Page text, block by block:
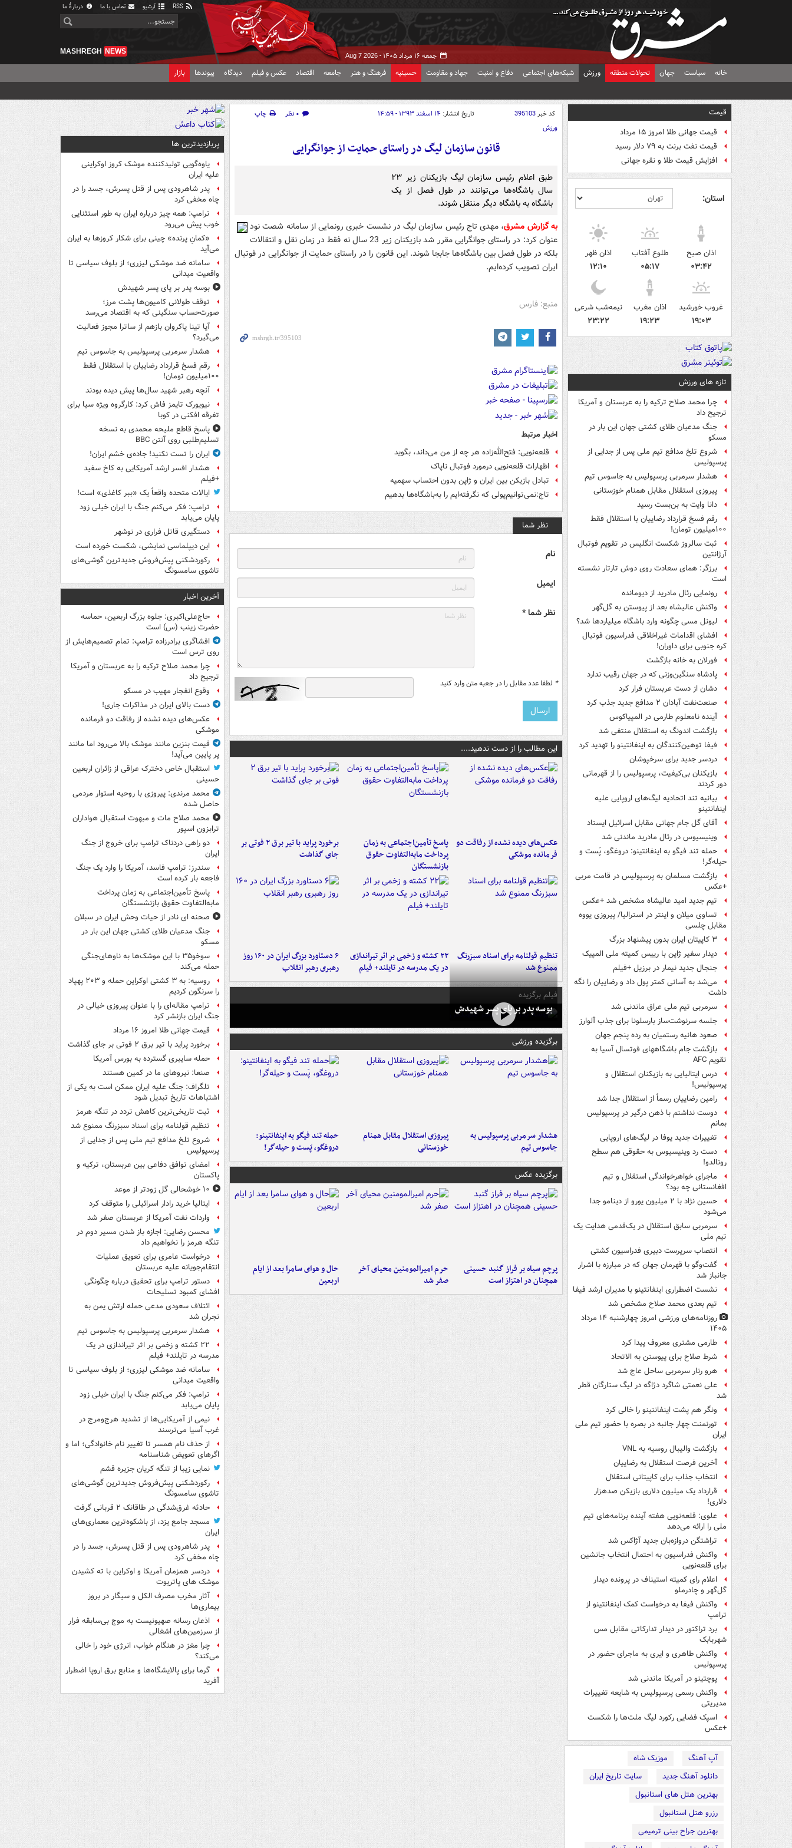
آرشیو تماس با ما دربارهٔ ما
جمعه ۱۶ مرداد ۱۴۰۵ - Aug 7 2026
MASHREGH NEWS
خانه سیاست جهان تحولات منطقه ورزش شبکه‌های اجتماعی دفاع و امنیت جهاد و مقاومت حسینیه فرهنگ و هنر جامعه اقتصاد عکس و فیلم دیدگاه پیوندها بازار
قیمت
قیمت جهانی طلا امروز ۱۵ مرداد
قیمت نفت برنت به ۷۹ دلار رسید
افزایش قیمت طلا و نقره جهانی
استان:
اذان صبح
۰۳:۴۲
طلوع آفتاب
۰۵:۱۷
اذان ظهر
۱۲:۱۰
غروب خورشید
۱۹:۰۳
اذان مغرب
۱۹:۲۳
نیمه‌شب شرعی
۲۳:۲۲
تازه های ورزش
چرا محمد صلاح ترکیه را به عربستان و آمریکا
ترجیح داد
جنگ مدعیان طلای کشتی جهان این بار در
مسکو
شروع تلخ مدافع تیم ملی پس از جدایی از
پرسپولیس
هشدار سرمربی پرسپولیس به جاسوس تیم
پیروزی استقلال مقابل همنام خوزستانی
دانا وایت به بن‌بست رسید
رقم فسخ قرارداد رضاییان با استقلال فقط
۱۰۰میلیون تومان!
ثبت سالروز شکست انگلیس در تقویم فوتبال
آرژانتین
برزگر: همای سعادت روی دوش تارتار نشسته
است
رونمایی رئال مادرید از دیومانده
واکنش عالیشاه بعد از پیوستن به گل‌گهر
لیونل مسی چگونه وارد باشگاه میلیاردها شد؟
افشای اقدامات غیراخلاقی فدراسیون فوتبال
کره جنوبی برای داوران!
فورلان به خانه بازگشت
پادشاه سنگین‌وزنی که در جهان رقیب ندارد
دشان از دست عربستان فرار کرد
صنعت‌نفت آبادان ۲ مدافع جدید جذب کرد
آینده نامعلوم طارمی در المپیاکوس
بازگشت اندونگ به استقلال منتفی شد
فیفا توهین‌کنندگان به اینفانتینو را تهدید کرد
دردسر جدید برای سرخپوشان
بازیکنان بی‌کیفیت، پرسپولیس را از قهرمانی
دور کردند
بیانیه تند اتحادیه لیگ‌های اروپایی علیه
اینفانتینو
آقای گل جام جهانی مقابل اسرائیل ایستاد
وینیسیوس در رئال مادرید ماندنی شد
حمله تند فیگو به اینفانتینو: دروغگو، پَست‌ و
حیله‌گر!
بازگشت مسلمان به پرسپولیس در قامت مربی
+عکس
تیم جدید امید عالیشاه مشخص شد +عکس
تساوی میلان و اینتر در استرالیا/ پیروزی یووه
مقابل چلسی
۳ کاپیتان ایران بدون پیشنهاد بزرگ
دیدار سفیر ژاپن با رییس کمیته ملی المپیک
جنجال جدید نیمار در برزیل +فیلم
می‌شد به آسانی کمتر پول داد و رضاییان را نگه
داشت
سرمربی تیم ملی عراق ماندنی شد
جلسه سرنوشت‌ساز بارسلونا برای جذب آلوارز
صعود هانیه رستمیان به رده پنجم جهان
بازگشت جام باشگاههای فوتسال آسیا به
تقویم AFC
درس ایتالیایی‌ به بازیکنان استقلال و
پرسپولیس!
رامین رضاییان رسماً از استقلال جدا شد
دوست نداشتم با ذهن درگیر در پرسپولیس
بمانم
تغییرات جدید یوفا در لیگ‌های اروپایی
دست رد وینیسیوس به حقوقی هم سطح
رونالدو!
ماجرای خواهرخواندگی استقلال و تیم
افغانستانی چه بود؟
حسین نژاد با ۲ میلیون یورو از دینامو جدا
می‌شود
سرمربی سابق استقلال در یک‌قدمی هدایت یک
تیم ملی
انتصاب سرپرست دبیری فدراسیون کشتی
گفت‌وگو با قهرمان جهان که در مبارزه با اشرار
جانباز شد
نشست اضطراری اینفانتینو با مدیران ارشد فیفا
تیم بعدی محمد صلاح مشخص شد
روزنامه‌های ورزشی امروز چهارشنبه ۱۴ مرداد
۱۴۰۵
طارمی مشتری معروف پیدا کرد
شرط صلاح برای پیوستن به الاتحاد
هرو رنار سرمربی ساحل عاج شد
علی نعمتی شاگرد دژاگه در لیگ ستارگان قطر
شد
ونگر هم پشت اینفانتینو را خالی کرد
تورنمنت چهار جانبه در بصره با حضور تیم ملی
ایران
بازگشت والیبال روسیه به VNL
آخرین فرصت استقلال به رضاییان
انتخاب جذاب برای کاپیتانی استقلال
قرارداد یک میلیون دلاری بازیکن صدهزار
دلاری!
علوی: قلعه‌نویی هفته آینده برنامه‌های تیم
ملی را ارائه می‌دهد
تراِشتگن دروازه‌بان جدید آژاکس شد
واکنش فدراسیون به احتمال انتخاب جانشین
برای قلعه‌نویی
اعلام رای کمیته استیناف در پرونده دیدار
گل‌گهر و چادرملو
واکنش فیفا به درخواست کمک اینفانتینو از
ترامپ
برد تراکتور در دیدار تدارکاتی مقابل مس
شهربابک
واکنش طاهری و ایری به ماجرای حضور در
پرسپولیس
پوچتینو در آمریکا ماندنی شد
واکنش رسمی پرسپولیس به شایعه تغییرات
مدیریتی
اسپک فضایی رکورد لیگ ملت‌ها را شکست
+عکس
آپ آهنگ
موزیک شاه
دانلود آهنگ جدید
سایت تاریخ ایران
بهترین هتل های استانبول
رزرو هتل استانبول
بهترین جراح بینی ترمیمی
کد خبر395103 تاریخ انتشار: ۱۴ اسفند ۱۳۹۳ - ۱۴:۵۹ ۰ نظر
چاپ
ورزش
قانون سازمان لیگ در راستای حمایت از جوانگرایی
طبق اعلام رئیس سازمان لیگ بازیکنان زیر ۲۳
سال باشگاه‌ها می‌توانند در طول فصل از یک
باشگاه به باشگاه دیگر منتقل شوند.
به گزارش مشرق، مهدی تاج رئیس سازمان لیگ در نشست خبری رونمایی از سامانه شصت نود
عنوان کرد: در راستای جوانگرایی مقرر شد بازیکنان زیر 23 سال نه فقط در زمان نقل و انتقالات
بلکه در طول فصل بین باشگاه‌ها جابجا شوند. این قانون را در راستای حمایت از جوانگرایی در فوتبال
ایران تصویب کرده‌ایم.
منبع: فارس
اخبار مرتبط
قلعه‌نویی: فتح‌الله‌زاده هر چه از من می‌داند، بگوید
اظهارات قلعه‌نویی درمورد فوتبال ناپاک
تبادل بازیکن بین ایران و ژاپن بدون احتساب سهمیه
تاج:نمی‌توانیم‌پولی که نگرفته‌ایم را به‌باشگاه‌ها بدهیم
نظر شما
نام
ایمیل
نظر شما *
* لطفا عدد مقابل را در جعبه متن وارد کنید
این مطالب را از دست ندهید....
عکس‌های دیده نشده از رفاقت دو
فرمانده‌ موشکی
پاسخ تأمین‌اجتماعی به زمان
پرداخت مابه‌التفاوت حقوق
بازنشستگان
برخورد پراید با تیر برق ۲ فوتی بر
جای گذاشت
تنظیم قولنامه برای اسناد سبزرنگ
ممنوع شد
۲۲ کشته و زخمی بر اثر تیراندازی
در یک مدرسه در تایلند+ فیلم
۶ دستاورد بزرگ ایران در ۱۶۰ روز
رهبری رهبر انقلاب
فیلم برگزیده
بوسه‌ پدر بر پای پسر شهیدش
برگزیده ورزشی
هشدار سرمربی پرسپولیس به
جاسوس تیم
پیروزی استقلال مقابل همنام
خوزستانی
حمله تند فیگو به اینفانتینو:
دروغگو، پَست‌ و حیله‌گر!
برگزیده عکس
پرچم سیاه بر فراز گنبد حسینی
همچنان در اهتزاز است
حرم امیرالمومنین محیای آخر
صفر شد
حال و هوای سامرا بعد از ایام
اربعین
پربازدیدترین ها
یاوه‌گویی تولیدکننده موشک کروز اوکراینی
علیه ایران
پدر شاهرودی پس از قتل پسرش، جسد را در
چاه مخفی کرد
ترامپ: همه چیز درباره ایران به طور استثنایی
خوب پیش می‌رود
«کمانِ پرنده» چینی برای شکار کروزها به ایران
می‌آید
سامانه ضد موشکی لیزری؛ از بلوف سیاسی تا
واقعیت میدانی
بوسه‌ پدر بر پای پسر شهیدش
توقف طولانی کامیون‌ها پشت مرز؛
صورت‌حساب سنگینی که به اقتصاد می‌رسد
آیا تینا پاکروان بازهم از ساترا مجوز فعالیت
می‌گیرد؟
هشدار سرمربی پرسپولیس به جاسوس تیم
رقم فسخ قرارداد رضاییان با استقلال فقط
۱۰۰میلیون تومان!
آنچه رهبر شهید سال‌ها پیش دیده بودند
نیویورک تایمز فاش کرد: کارگروه ویژه سیا برای
تفرقه افکنی در کوبا
پاسخ قاطع ملیحه محمدی به نسخه
تسلیم‌طلبی روی آنتن BBC
ایران را تست نکنید! جاده‌ی خشم ایران!
هشدار افسر ارشد آمریکایی به کاخ سفید
+فیلم
ایالات متحده واقعاً یک «ببر کاغذی» است!
ترامپ: فکر می‌کنم جنگ با ایران خیلی زود
پایان می‌یابد
دستگیری قاتل فراری در نوشهر
این دیپلماسی نمایشی، شکست خورده است
رکوردشکنی پیش‌فروش جدیدترین گوشی‌های
تاشوی سامسونگ
آخرین اخبار
حاج‌علی‌اکبری: جلوه بزرگ اربعین، حماسه
حضرت زینب (س) است
افشاگری برادرزاده ترامپ: تمام تصمیم‌هایش از
روی ترس است
چرا محمد صلاح ترکیه را به عربستان و آمریکا
ترجیح داد
وقوع انفجار مهیب در مسکو
دست بالای ایران در مذاکرات جاری!
عکس‌های دیده نشده از رفاقت دو فرمانده‌
موشکی
قیمت بنزین مانند موشک بالا می‌رود اما مانند
پر پایین می‌آید!
استقبال خاص دخترک عراقی از زائران اربعین
حسینی
محمد مرندی: پیروزی با روحیه استوار مردمی
حاصل شده
محمد صلاح مات و مبهوت استقبال هواداران
ترابزون اسپور
دو راهی دردناک ترامپ برای خروج از جنگ
ایران
سندرز: ترامپ فاسد، آمریکا را وارد یک جنگ
فاجعه بار کرده است
پاسخ تأمین‌اجتماعی به زمان پرداخت
مابه‌التفاوت حقوق بازنشستگان
صحنه ای نادر از حیات وحش ایران در سبلان
جنگ مدعیان طلای کشتی جهان این بار در
مسکو
سوخو۳۵ با این موشک‌ها به ناوهای‌جنگی
حمله می‌کند
روسیه: به ۳ کشتی اوکراین حمله و ۲۰۳ پهپاد
را سرنگون کردیم
ترامپ مقاله‌ای را با عنوان پیروزی خیالی در
جنگ ایران بازنشر کرد
قیمت جهانی طلا امروز ۱۶ مرداد
برخورد پراید با تیر برق ۲ فوتی بر جای گذاشت
حمله سایبری گسترده به بورس آمریکا
صنعا: نیروهای ما در کمین‌ هستند
تلگراف: جنگ علیه ایران ممکن است به یکی از
اشتباهات تاریخ تبدیل شود
ثبت تاریخی‌ترین کاهش تردد در تنگه هرمز
تنظیم قولنامه برای اسناد سبزرنگ ممنوع شد
شروع تلخ مدافع تیم ملی پس از جدایی از
پرسپولیس
امضای توافق دفاعی بین عربستان، ترکیه و
پاکستان
۱۰ خوشحالی گل زودتر از موعد
ایتالیا خرید رادار اسرائیلی را متوقف کرد
واردات نفت آمریکا از عربستان صفر شد
محسن رضایی: اجازه باز شدن مسیر دوم در
تنگه هرمز را نخواهیم داد
درخواست عامری برای تعویق عملیات
انتقام‌جویانه علیه عربستان
دستور ترامپ برای تحقیق درباره چگونگی
افشای کمبود تسلیحات
ائتلاف سعودی مدعی حمله ارتش یمن به
نجران شد
هشدار سرمربی پرسپولیس به جاسوس تیم
۲۲ کشته و زخمی بر اثر تیراندازی در یک
مدرسه در تایلند+ فیلم
سامانه ضد موشکی لیزری؛ از بلوف سیاسی تا
واقعیت میدانی
ترامپ: فکر می‌کنم جنگ با ایران خیلی زود
پایان می‌یابد
نیمی از آمریکایی‌ها از تشدید هرج‌ومرج در
غرب آسیا می‌ترسند
از حذف نام همسر تا تغییر نام خانوادگی؛ اما و
اگرهای تعویض شناسنامه
نمایی زیبا از تنگه کریان جزیره قشم
رکوردشکنی پیش‌فروش جدیدترین گوشی‌های
تاشوی سامسونگ
حادثه غرق‌شدگی در طاقانک ۲ قربانی گرفت
مسجد جامع یزد، از باشکوه‌ترین معماری‌های
ایران
پدر شاهرودی پس از قتل پسرش، جسد را در
چاه مخفی کرد
دردسر همزمان آمریکا و اوکراین با ته کشیدن
موشک های پاتریوت
آثار مخرب مصرف الکل و سیگار در بروز
بیماری‌ها
اذعان رسانه صهیونیست به موج بی‌سابقه فرار
از سرزمین‌های اشغالی
چرا مغز در هنگام خواب، انرژی خود را خالی
می‌کند؟
گرما برای پالایشگاه‌ها و منابع برق اروپا اضطرار
آفرید